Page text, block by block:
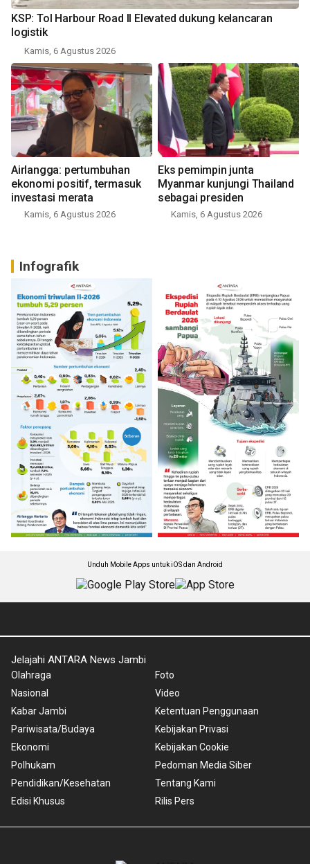
KSP: Tol Harbour Road II Elevated dukung kelancaran
logistik
Kamis, 6 Agustus 2026
Airlangga: pertumbuhan
ekonomi positif, termasuk
investasi merata
Kamis, 6 Agustus 2026
Eks pemimpin junta
Myanmar kunjungi Thailand
sebagai presiden
Kamis, 6 Agustus 2026
Infografik
Unduh Mobile Apps untuk iOS dan Android
Jelajahi ANTARA News Jambi
Olahraga
Nasional
Kabar Jambi
Pariwisata/Budaya
Ekonomi
Polhukam
Pendidikan/Kesehatan
Edisi Khusus
Foto
Video
Ketentuan Penggunaan
Kebijakan Privasi
Kebijakan Cookie
Pedoman Media Siber
Tentang Kami
Rilis Pers